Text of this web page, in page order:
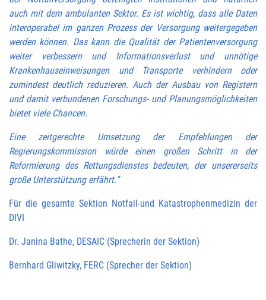
auch mit dem ambulanten Sektor. Es ist wichtig, dass alle Daten
interoperabel im ganzen Prozess der Versorgung weitergegeben
werden können. Das kann die Qualität der Patientenversorgung
weiter verbessern und Informationsverlust und unnötige
Krankenhauseinweisungen und Transporte verhindern oder
zumindest deutlich reduzieren. Auch der Ausbau von Registern
und damit verbundenen Forschungs- und Planungsmöglichkeiten
bietet viele Chancen.
Eine zeitgerechte Umsetzung der Empfehlungen der
Regierungskommission würde einen großen Schritt in der
Reformierung des Rettungsdienstes bedeuten, der unsererseits
große Unterstützung erfährt.“
Für die gesamte Sektion Notfall-und Katastrophenmedizin der
DIVI
Dr. Janina Bathe, DESAIC (Sprecherin der Sektion)
Bernhard Gliwitzky, FERC (Sprecher der Sektion)